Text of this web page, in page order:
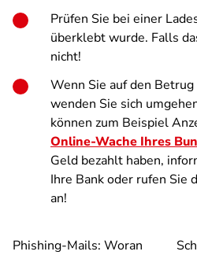
Prüfen Sie bei einer
überklebt wurde. Falls
nicht!
Wenn Sie auf den
wenden Sie sich
können zum Beispiel
Online-Wache Ihres
Geld bezahlt haben,
Ihre Bank oder rufen
an!
Phishing-Mails: Woran